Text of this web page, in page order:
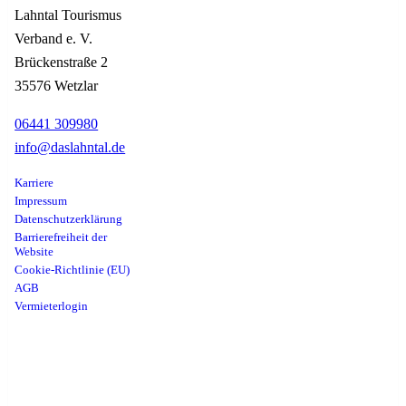
Lahntal Tourismus
Verband e. V.
Brückenstraße 2
35576 Wetzlar
06441 309980
info@daslahntal.de
Karriere
Impressum
Datenschutzerklärung
Barrierefreiheit der
Website
Cookie-Richtlinie (EU)
AGB
Vermieterlogin